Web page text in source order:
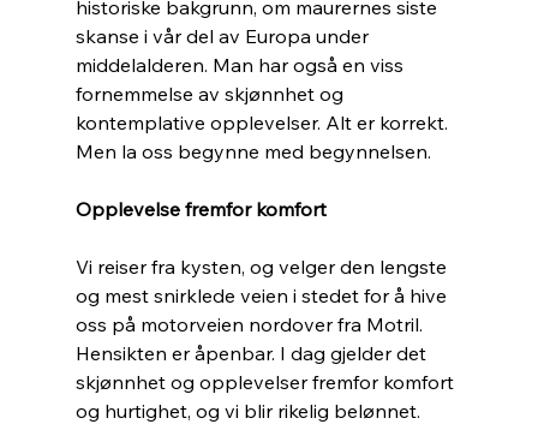
historiske bakgrunn, om maurernes siste
skanse i vår del av Europa under
middelalderen. Man har også en viss
fornemmelse av skjønnhet og
kontemplative opplevelser. Alt er korrekt.
Men la oss begynne med begynnelsen.
Opplevelse fremfor komfort
Vi reiser fra kysten, og velger den lengste
og mest snirklede veien i stedet for å hive
oss på motorveien nordover fra Motril.
Hensikten er åpenbar. I dag gjelder det
skjønnhet og opplevelser fremfor komfort
og hurtighet, og vi blir rikelig belønnet.